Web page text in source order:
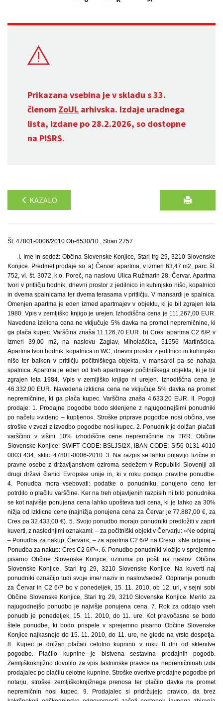
Prikazana vsebina je v skladu s 33.
členom ZoUL arhivska. Izdaje uradnega
lista, izdane po 28.2.2026, so dostopne
na PISRS.
KAZALO
Št. 47801-0006/2010 Ob-6530/10 , Stran 2757
I. Ime in sedež: Občina Slovenske Konjice, Stari trg 29, 3210 Slovenske
Konjice. Predmet prodaje so: a) Červar: apartma, v izmeri 63,47 m2, parc. št.
752, vl. št. 3072, k.o. Poreč, na naslovu Ulica Ružmarin 28, Červar. Apartma
tvori v pritličju hodnik, dnevni prostor z jedilnico in kuhinjsko nišo, kopalnico
in dvema spalnicama ter dvema terasama v pritličju. V mansardi je spalnica.
Omenjen apartma je eden izmed apartmajev v objektu, ki je bil zgrajen leta
1980. Vpis v zemljiško knjigo je urejen. Izhodiščna cena je 111.267,00 EUR.
Navedena izklicna cena ne vključuje 5% davka na promet nepremičnine, ki
ga plača kupec. Varščina znaša 11.126,70 EUR. b) Cres: apartma C2 6/P, v
izmeri 39,00 m2, na naslovu Zaglav, Miholaščica, 51556 Martinšćica.
Apartma tvori hodnik, kopalnica in WC, dnevni prostor z jedilnico in kuhinjsko
nišo ter balkon v pritličju počitniškega objekta, v mansardi pa se nahaja
spalnica. Apartma je eden od treh apartmajev počitniškega objekta, ki je bil
zgrajen leta 1984. Vpis v zemljiško knjigo ni urejen. Izhodiščna cena je
46.332,00 EUR. Navedena izklicna cena ne vključuje 5% davka na promet
nepremičnine, ki ga plača kupec. Varščina znaša 4.633,20 EUR. II. Pogoji
prodaje: 1. Prodajne pogodbe bodo sklenjene z najugodnejšimi ponudniki
po načelu »videno – kupljeno«. Stroške priprave pogodbe nosi občina, vse
stroške v zvezi z izvedbo pogodbe nosi kupec. 2. Ponudnik je dolžan plačati
varščino v višini 10% izhodiščne cene nepremičnine na TRR: Občine
Slovenske Konjice: SWIFT CODE: BSLJSI2X, IBAN CODE: SI56 0131 4010
0003 434, sklic: 47801-0006-2010. 3. Na razpis se lahko prijavijo fizične in
pravne osebe z državljanstvom oziroma sedežem v Republiki Sloveniji ali
drugi državi članici Evropske unije in, ki v roku podajo pravilne ponudbe.
4. Ponudba mora vsebovati: podatke o ponudniku, ponujeno ceno ter
potrdilo o plačilu varščine. Ker na treh objavljenih razpisih ni bilo ponudnika
se kot najvišje ponujena cena lahko upošteva tudi cena, ki je lahko za 30%
nižja od izklicne cene (najnižja ponujena cena za Červar je 77.887,00 €, za
Cres pa 32.433,00 €). 5. Svojo ponudbo morajo ponudniki predložiti v zaprti
kuverti, z naslednjimi oznakami: – za počitniški objekt v Červarju: »Ne odpiraj
– Ponudba za nakup: Červar«, – za apartma C2 6/P na Cresu: »Ne odpiraj –
Ponudba za nakup: Cres C2 6/P«. 6. Ponudbo ponudniki vložijo v sprejemno
pisarno Občine Slovenske Konjice, oziroma po pošti na naslov: Občina
Slovenske Konjice, Stari trg 29, 3210 Slovenske Konjice. Na kuverti naj
ponudniki označijo tudi svoje ime/ naziv in naslov/sedež. Odpiranje ponudb
za Červar in C2 6/P bo v ponedeljek, 15. 11. 2010, ob 12. uri, v sejni sobi
Občine Slovenske Konjice, Stari trg 29, 3210 Slovenske Konjice. Merilo za
najugodnejšo ponudbo je najvišje ponujena cena. 7. Rok za oddajo vseh
ponudb je ponedeljek, 15. 11. 2010, do 11. ure. Kot pravočasne se bodo
štele ponudbe, ki bodo prispele v sprejemno pisarno Občine Slovenske
Konjice najkasneje do 15. 11. 2010, do 11. ure, ne glede na vrsto dospetja.
8. Kupec je dolžan plačati celotno kupnino v roku 8 dni od sklenitve
pogodbe. Plačilo kupnine je bistvena sestavina prodajnih pogodb.
Zemljiškoknjižno dovolilo za vpis lastninske pravice na nepremičninah izda
prodajalec po plačilu celotne kupnine. Stroške overitve prodajne pogodbe pri
notarju, stroške zemljiškoknjižnega prenosa ter plačilo davka na promet
nepremičnin nosi kupec. 9. Prodajalec si pridržujejo pravico, da brez